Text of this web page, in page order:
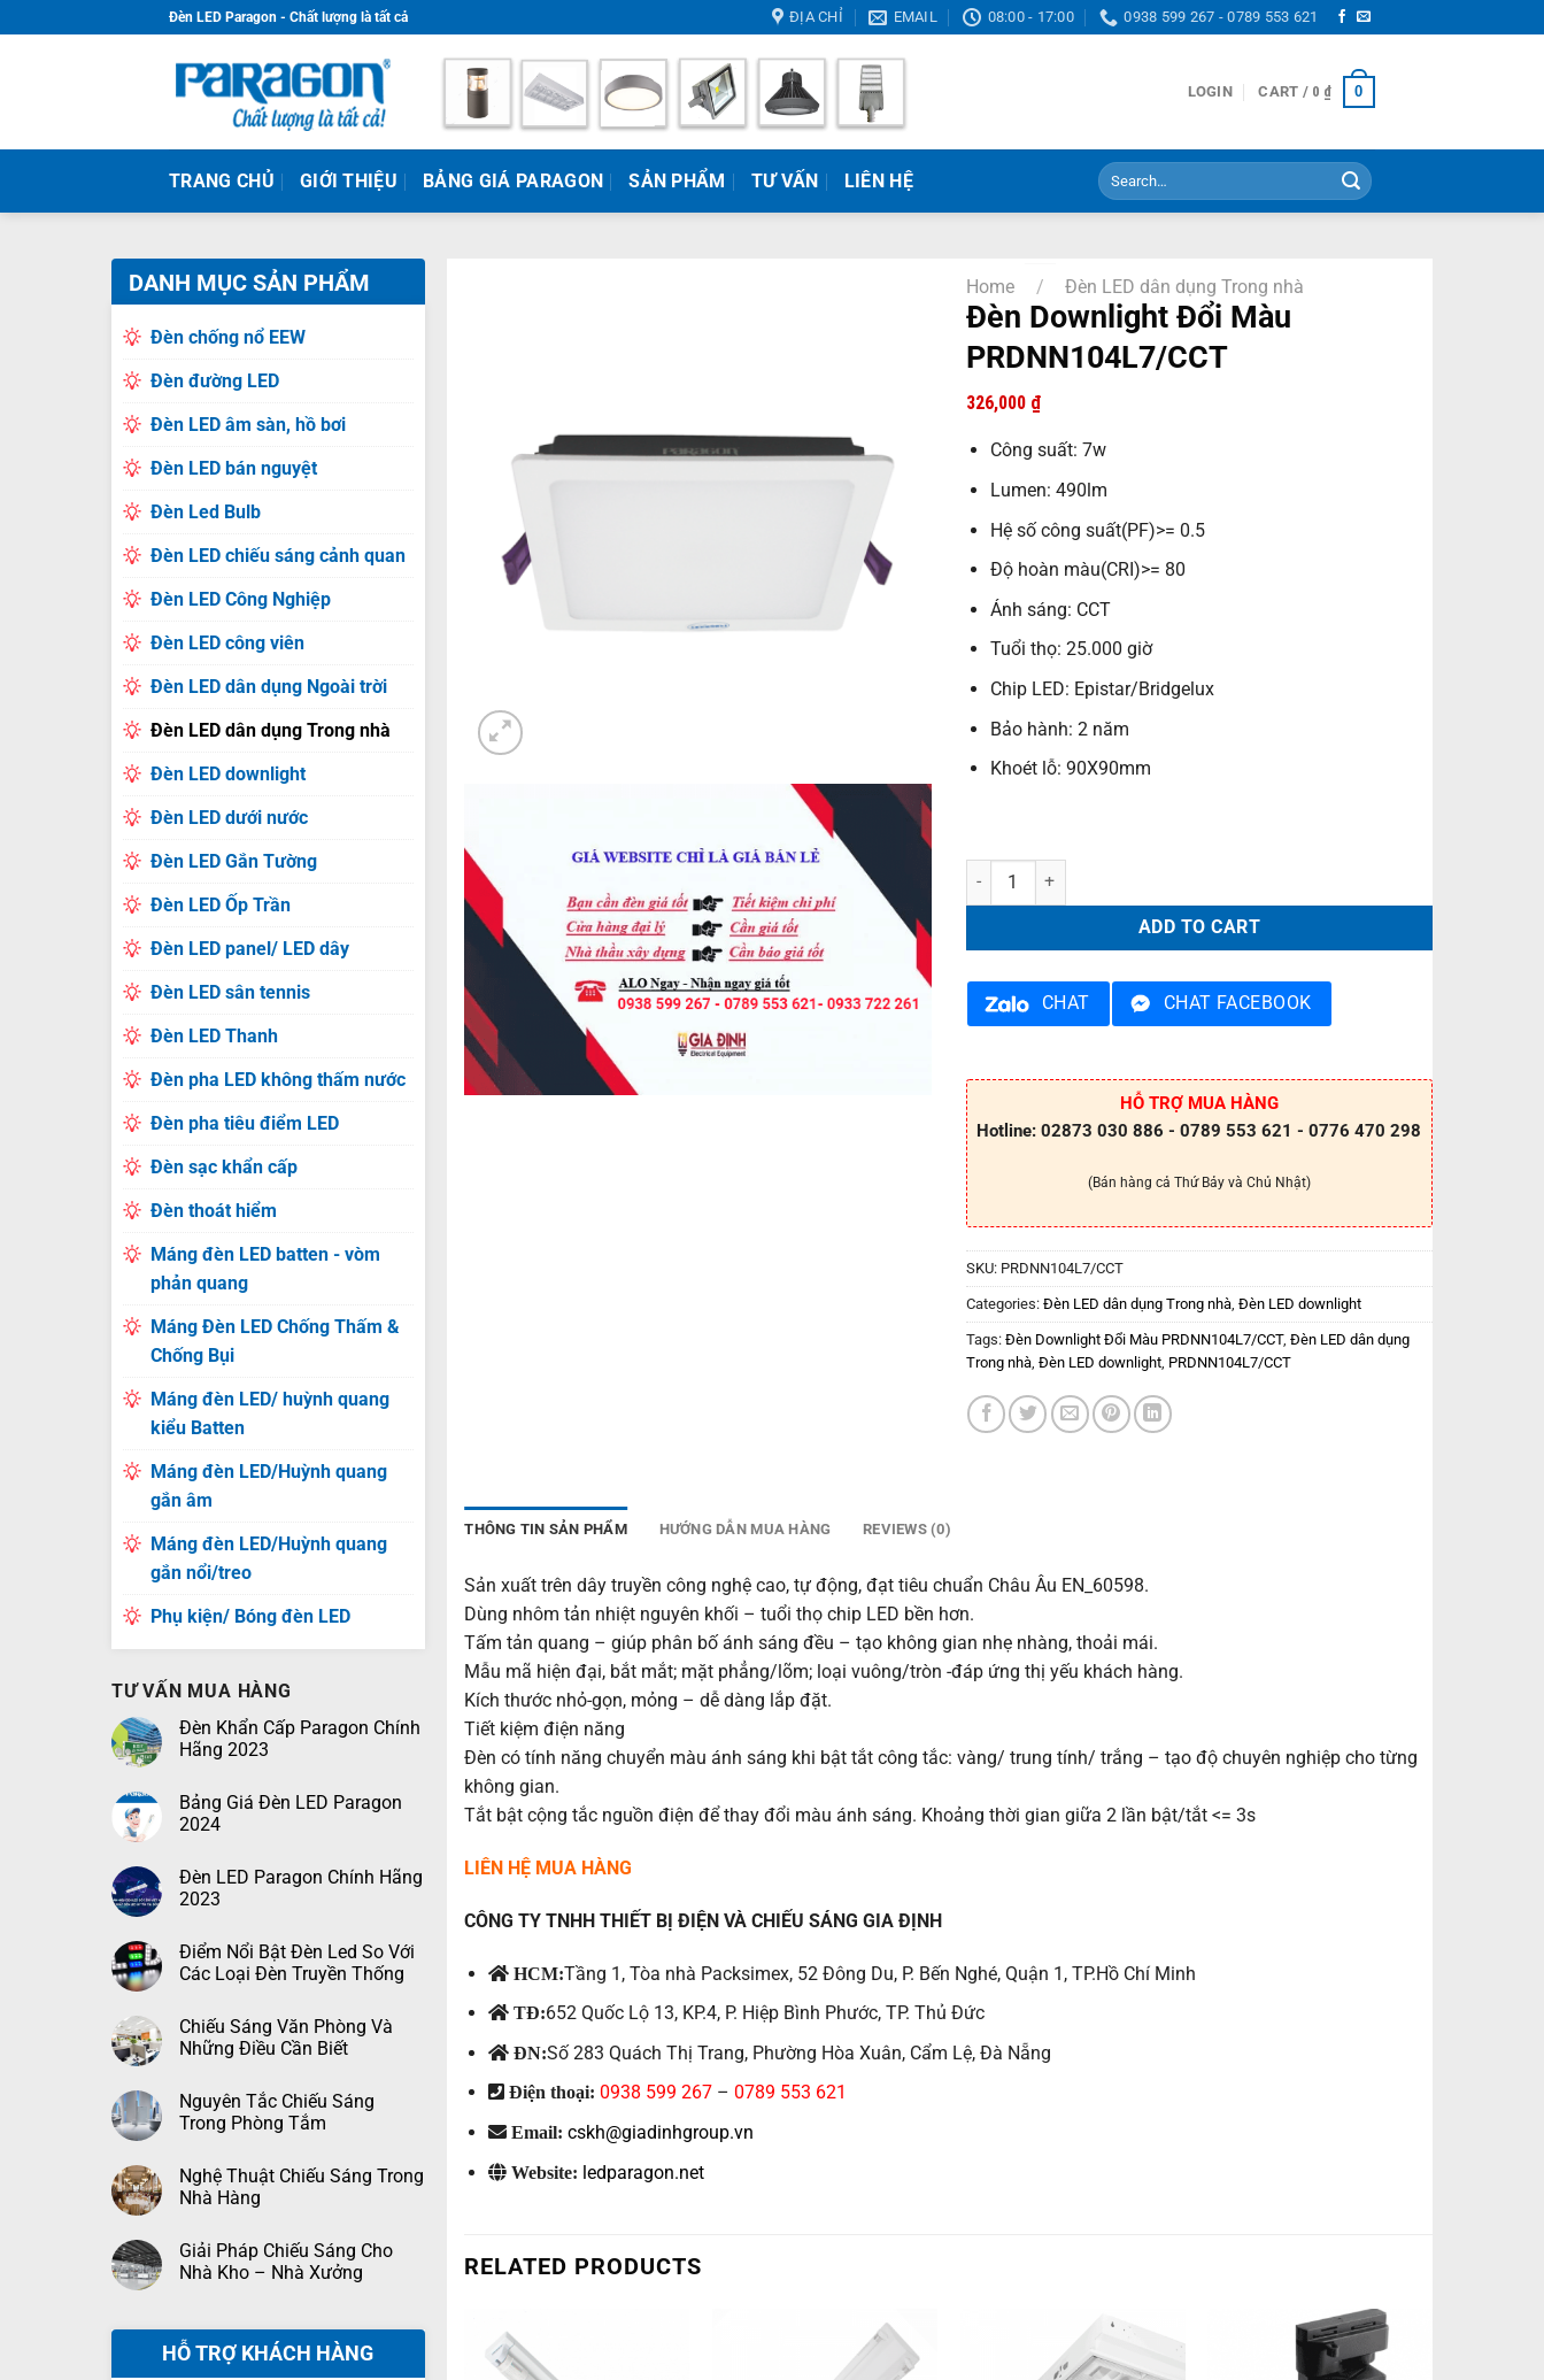
to
Đèn LED Paragon - Chất lượng là tất cả ĐỊA CHỈ EMAIL 08:00 - 17:00 0938 599 267 - 0789 553 621
LOGIN CART / 0 ₫ 0
TRANG CHỦ GIỚI THIỆU BẢNG GIÁ PARAGON SẢN PHẨM TƯ VẤN LIÊN HỆ
Search
for:
DANH MỤC SẢN PHẨM
Đèn chống nổ EEW
Đèn đường LED
Đèn LED âm sàn, hồ bơi
Đèn LED bán nguyệt
Đèn Led Bulb
Đèn LED chiếu sáng cảnh quan
Đèn LED Công Nghiệp
Đèn LED công viên
Đèn LED dân dụng Ngoài trời
Đèn LED dân dụng Trong nhà
Đèn LED downlight
Đèn LED dưới nước
Đèn LED Gắn Tường
Đèn LED Ốp Trần
Đèn LED panel/ LED dây
Đèn LED sân tennis
Đèn LED Thanh
Đèn pha LED không thấm nước
Đèn pha tiêu điểm LED
Đèn sạc khẩn cấp
Đèn thoát hiểm
Máng đèn LED batten - vòm
phản quang
Máng Đèn LED Chống Thấm &
Chống Bụi
Máng đèn LED/ huỳnh quang
kiểu Batten
Máng đèn LED/Huỳnh quang
gắn âm
Máng đèn LED/Huỳnh quang
gắn nổi/treo
Phụ kiện/ Bóng đèn LED
TƯ VẤN MUA HÀNG
Đèn Khẩn Cấp Paragon Chính
Hãng 2023
Bảng Giá Đèn LED Paragon
2024
Đèn LED Paragon Chính Hãng
2023
Điểm Nổi Bật Đèn Led So Với
Các Loại Đèn Truyền Thống
Chiếu Sáng Văn Phòng Và
Những Điều Cần Biết
Nguyên Tắc Chiếu Sáng
Trong Phòng Tắm
Nghệ Thuật Chiếu Sáng Trong
Nhà Hàng
Giải Pháp Chiếu Sáng Cho
Nhà Kho – Nhà Xưởng
HỖ TRỢ KHÁCH HÀNG
Home / Đèn LED dân dụng Trong nhà
Đèn Downlight Đổi Màu
PRDNN104L7/CCT
326,000 ₫
Công suất: 7w
Lumen: 490lm
Hệ số công suất(PF)>= 0.5
Độ hoàn màu(CRI)>= 80
Ánh sáng: CCT
Tuổi thọ: 25.000 giờ
Chip LED: Epistar/Bridgelux
Bảo hành: 2 năm
Khoét lỗ: 90X90mm
Đèn Downlight Đổi Màu PRDNN104L7/CCT quantity
ADD TO CART
CHAT CHAT FACEBOOK
HỖ TRỢ MUA HÀNG
Hotline: 02873 030 886 - 0789 553 621 - 0776 470 298
(Bán hàng cả Thứ Bảy và Chủ Nhật)
SKU: PRDNN104L7/CCT
Categories: Đèn LED dân dụng Trong nhà, Đèn LED downlight
Tags: Đèn Downlight Đổi Màu PRDNN104L7/CCT, Đèn LED dân dụng
Trong nhà, Đèn LED downlight, PRDNN104L7/CCT
THÔNG TIN SẢN PHẨM HƯỚNG DẪN MUA HÀNG REVIEWS (0)
Sản xuất trên dây truyền công nghệ cao, tự động, đạt tiêu chuẩn Châu Âu EN_60598.
Dùng nhôm tản nhiệt nguyên khối – tuổi thọ chip LED bền hơn.
Tấm tản quang – giúp phân bố ánh sáng đều – tạo không gian nhẹ nhàng, thoải mái.
Mẫu mã hiện đại, bắt mắt; mặt phẳng/lõm; loại vuông/tròn -đáp ứng thị yếu khách hàng.
Kích thước nhỏ-gọn, mỏng – dễ dàng lắp đặt.
Tiết kiệm điện năng
Đèn có tính năng chuyển màu ánh sáng khi bật tắt công tắc: vàng/ trung tính/ trắng – tạo độ chuyên nghiệp cho từng
không gian.
Tắt bật cộng tắc nguồn điện để thay đổi màu ánh sáng. Khoảng thời gian giữa 2 lần bật/tắt <= 3s
LIÊN HỆ MUA HÀNG
CÔNG TY TNHH THIẾT BỊ ĐIỆN VÀ CHIẾU SÁNG GIA ĐỊNH
HCM:Tầng 1, Tòa nhà Packsimex, 52 Đông Du, P. Bến Nghé, Quận 1, TP.Hồ Chí Minh
TĐ:652 Quốc Lộ 13, KP.4, P. Hiệp Bình Phước, TP. Thủ Đức
ĐN:Số 283 Quách Thị Trang, Phường Hòa Xuân, Cẩm Lệ, Đà Nẵng
Điện thoại: 0938 599 267 –0789 553 621
Email: cskh@giadinhgroup.vn
Website: ledparagon.net
RELATED PRODUCTS